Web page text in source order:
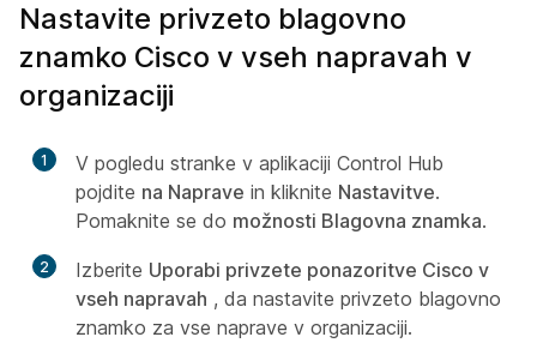
Nastavite privzeto blagovno
znamko Cisco v vseh napravah v
organizaciji
1
V pogledu stranke v aplikaciji Control Hub
pojdite na Naprave in kliknite Nastavitve.
Pomaknite se do možnosti Blagovna znamka.
2 Izberite Uporabi privzete ponazoritve Cisco v
vseh napravah , da nastavite privzeto blagovno
znamko za vse naprave v organizaciji.